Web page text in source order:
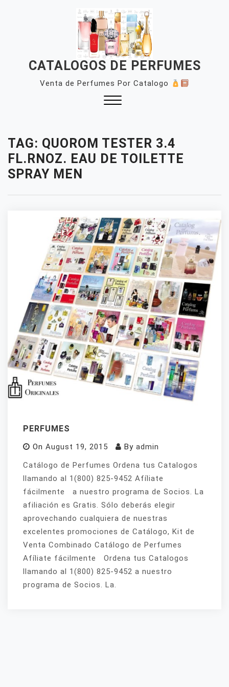
CATALOGOS DE PERFUMES
Venta de Perfumes Por Catalogo
TAG: QUOROM TESTER 3.4
FL.RNOZ. EAU DE TOILETTE
SPRAY MEN
PERFUMES
On August 19, 2015 By admin
Catálogo de Perfumes Ordena tus Catalogos
llamando al 1(800) 825-9452 Afíliate
fácilmente a nuestro programa de Socios. La
afiliación es Gratis. Sólo deberás elegir
aprovechando cualquiera de nuestras
excelentes promociones de Catálogo, Kit de
Venta Combinado Catálogo de Perfumes
Afíliate fácilmente Ordena tus Catalogos
llamando al 1(800) 825-9452 a nuestro
programa de Socios. La.